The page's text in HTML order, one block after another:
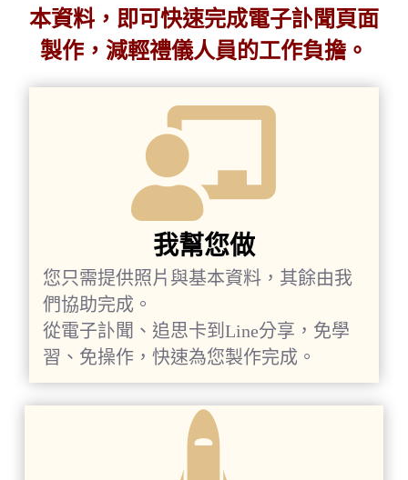
本資料，即可快速完成電子訃聞頁面
製作，減輕禮儀人員的工作負擔。
我幫您做
您只需提供照片與基本資料，其餘由我
們協助完成。
從電子訃聞、追思卡到Line分享，免學
習、免操作，快速為您製作完成。